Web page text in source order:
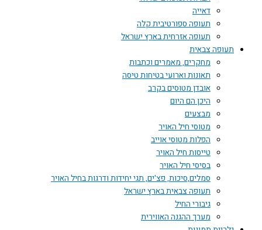
דאייה
תעופה ספורטיבית קלה
תעופה אזרחית בארץ ישראל
תעופה צבאית
מחקרים, מאמרים וכתבות
תאונות וארועי בטיחות טיסה
אובדן מטוסים בקרב
היכן הם היום
מבצעים
מטוסי חיל האויר
הפלות מטוסי אוייב
טייסות חיל האויר
בסיסי חיל האויר
סמלים,סיכות, פצ'ים, תגי יחידות ודרגות בחיל האויר
תעופה צבאית בארץ ישראל
גיבורי החיל
מערך ההגנה האווירית